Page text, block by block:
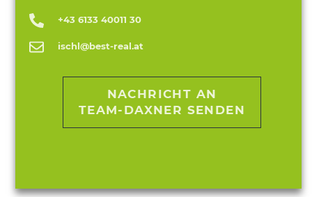
+43 6133 40011 30
ischl@best-real.at
NACHRICHT AN
TEAM-DAXNER SENDEN